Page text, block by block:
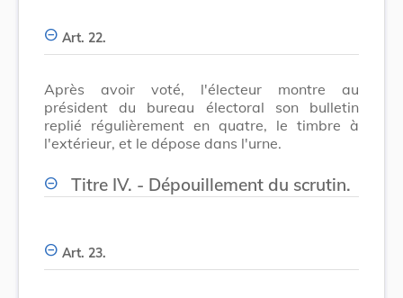
Art. 22.
Après avoir voté, l'électeur montre au
président du bureau électoral son bulletin
replié régulièrement en quatre, le timbre à
l'extérieur, et le dépose dans l'urne.
Titre IV. - Dépouillement du scrutin.
Art. 23.